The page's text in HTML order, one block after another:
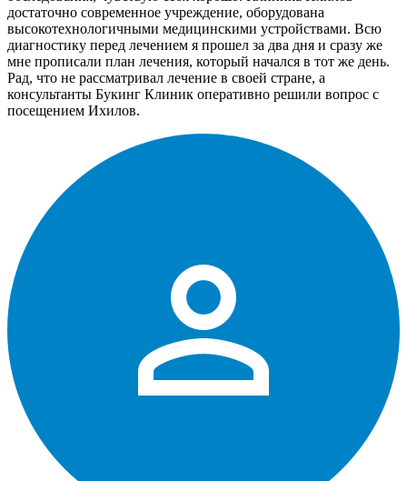
достаточно современное учреждение, оборудована
высокотехнологичными медицинскими устройствами. Всю
диагностику перед лечением я прошел за два дня и сразу же
мне прописали план лечения, который начался в тот же день.
Рад, что не рассматривал лечение в своей стране, а
консультанты Букинг Клиник оперативно решили вопрос с
посещением Ихилов.